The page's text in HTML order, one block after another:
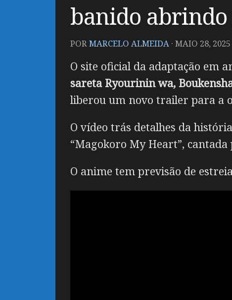
banido
PORMARCELO ALMEIDA · MAIO 28, 2025
O site oficial da adaptação em
sareta Ryourinin wa,
liberou um novo trailer para a
O vídeo trás detalhes da
“Magokoro My Heart”, cantada
O anime tem previsão de